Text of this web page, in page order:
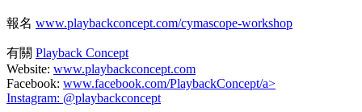
報名 www.playbackconcept.com/cymascope-workshop
有關 Playback Concept
Website: www.playbackconcept.com
Facebook: www.facebook.com/PlaybackConcept/a>
Instagram: @playbackconcept